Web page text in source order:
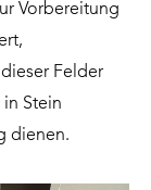
Vorbereitung
Felder
Stein
dienen.